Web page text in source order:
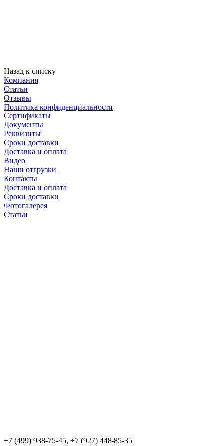
Назад к списку
Компания
Статьи
Отзывы
Политика конфиденциальности
Сертификаты
Документы
Реквизиты
Сроки доставки
Доставка и оплата
Видео
Наши отгрузки
Контакты
Доставка и оплата
Сроки доставки
Фотогалерея
Статьи
+7 (499) 938-75-45, +7 (927) 448-85-35